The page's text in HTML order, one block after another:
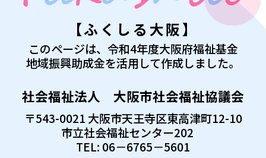
【ふくしる大阪】
このページは、令和4年度大阪府福祉基金
地域振興助成金を活用して作成しました。
社会福祉法人 大阪市社会福祉協議会
〒543-0021 大阪市天王寺区東高津町12-10
市立社会福祉センター202
TEL: 06－6765－5601